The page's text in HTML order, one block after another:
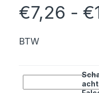
€7,26 - €
BTW